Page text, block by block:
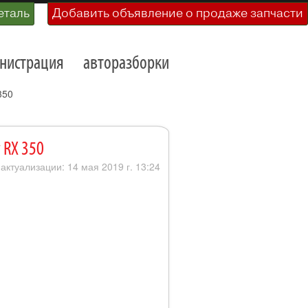
Добавить объявление о продаже запчасти
авторазборки
350
14 мая 2019 г. 13:24